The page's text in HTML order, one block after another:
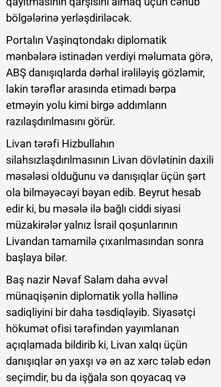
bölgələrinə yerləşdiriləcək.
Portalın Vaşinqtondakı diplomatik
mənbələrə istinadən verdiyi məlumata görə,
ABŞ danışıqlarda dərhal irəliləyiş gözləmir,
lakin tərəflər arasında etimadı bərpa
etməyin yolu kimi birgə addımların
razılaşdırılmasını görür.
Livan tərəfi Hizbullahın
silahsızlaşdırılmasının Livan dövlətinin daxili
məsələsi olduğunu və danışıqlar üçün şərt
ola bilməyəcəyi bəyan edib. Beyrut hesab
edir ki, bu məsələ ilə bağlı ciddi siyasi
müzakirələr yalnız İsrail qoşunlarının
Livandan tamamilə çıxarılmasından sonra
başlaya bilər.
Baş nazir Nəvaf Salam daha əvvəl
münaqişənin diplomatik yolla həllinə
sadiqliyini bir daha təsdiqləyib. Siyasətçi
hökumət ofisi tərəfindən yayımlanan
açıqlamada bildirib ki, Livan xalqı üçün
danışıqlar ən yaxşı və ən az xərc tələb edən
seçimdir, bu da işğala son qoyacaq və